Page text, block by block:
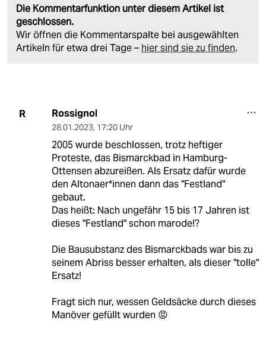
Die Kommentarfunktion unter diesem Artikel ist
geschlossen.
Wir öffnen die Kommentarspalte bei ausgewählten
Artikeln für etwa drei Tage – hier sind sie zu finden.
R Rossignol
28.01.2023, 17:20 Uhr
2005 wurde beschlossen, trotz heftiger
Proteste, das Bismarckbad in Hamburg-
Ottensen abzureißen. Als Ersatz dafür wurde
den Altonaer*innen dann das "Festland"
gebaut.
Das heißt: Nach ungefähr 15 bis 17 Jahren ist
dieses "Festland" schon marode!?
Die Bausubstanz des Bismarckbads war bis zu
seinem Abriss besser erhalten, als dieser "tolle"
Ersatz!
Fragt sich nur, wessen Geldsäcke durch dieses
Manöver gefüllt wurden 😡